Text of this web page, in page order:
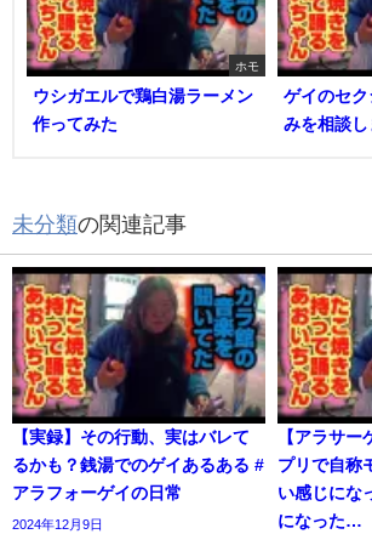
ホモ
ウシガエルで鶏白湯ラーメン
作ってみた
ゲイのセ
みを相談し
未分類の関連記事
【実録】その行動、実はバレて
るかも？銭湯でのゲイあるある #
アラフォーゲイの日常
2024年12月9日
【アラサー
プリで自称
い感じにな
になった…